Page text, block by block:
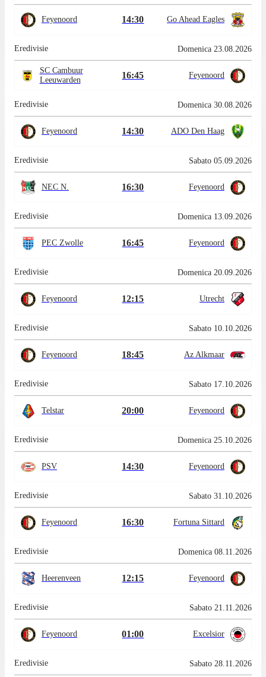
Feyenoord 14:30 Go Ahead Eagles
Eredivisie Domenica 23.08.2026
SC Cambuur
Leeuwarden
16:45 Feyenoord
Eredivisie Domenica 30.08.2026
Feyenoord 14:30 ADO Den Haag
Eredivisie Sabato 05.09.2026
NEC N. 16:30 Feyenoord
Eredivisie Domenica 13.09.2026
PEC Zwolle 16:45 Feyenoord
Eredivisie Domenica 20.09.2026
Feyenoord 12:15 Utrecht
Eredivisie Sabato 10.10.2026
Feyenoord 18:45 Az Alkmaar
Eredivisie Sabato 17.10.2026
Telstar 20:00 Feyenoord
Eredivisie Domenica 25.10.2026
PSV 14:30 Feyenoord
Eredivisie Sabato 31.10.2026
Feyenoord 16:30 Fortuna Sittard
Eredivisie Domenica 08.11.2026
Heerenveen 12:15 Feyenoord
Eredivisie Sabato 21.11.2026
Feyenoord 01:00 Excelsior
Eredivisie Sabato 28.11.2026